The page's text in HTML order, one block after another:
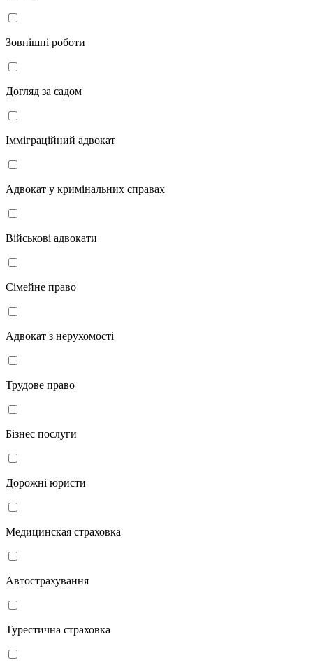
Зовнішні роботи
Догляд за садом
Імміграційний адвокат
Адвокат у кримінальних справах
Військові адвокати
Сімейне право
Адвокат з нерухомості
Трудове право
Бізнес послуги
Дорожні юристи
Медицинская страховка
Автострахування
Турестична страховка